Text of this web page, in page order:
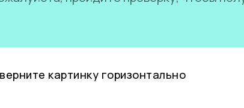
картинку горизонтально